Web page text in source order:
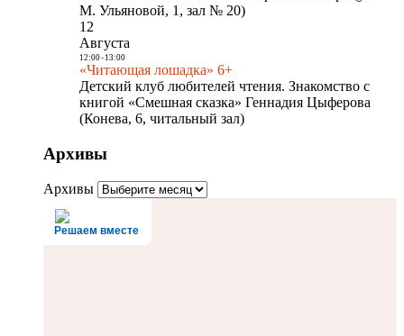
М. Ульяновой, 1, зал № 20)
12
Августа
12:00- 13:00
«Читающая лошадка» 6+
Детский клуб любителей чтения. Знакомство с
книгой «Смешная сказка» Геннадия Цыферова
(Конева, 6, читальный зал)
Архивы
Архивы
Решаем вместе